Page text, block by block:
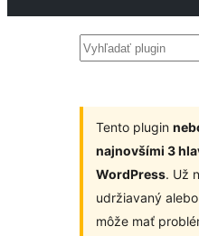
Vyhľadať
Tento plugin
najnovšími 3
WordPress. Už
udržiavaný
môže mať